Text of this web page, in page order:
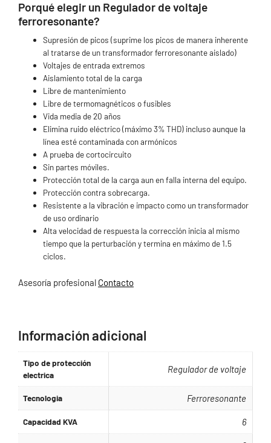
Porqué elegir un Regulador de voltaje
ferroresonante?
Supresión de picos (suprime los picos de manera inherente
al tratarse de un transformador ferroresonante aislado)
Voltajes de entrada extremos
Aislamiento total de la carga
Libre de mantenimiento
Libre de termomagnéticos o fusibles
Vida media de 20 años
Elimina ruido eléctrico (máximo 3% THD) incluso aunque la
línea esté contaminada con armónicos
A prueba de cortocircuito
Sin partes móviles.
Protección total de la carga aun en falla interna del equipo.
Protección contra sobrecarga.
Resistente a la vibración e impacto como un transformador
de uso ordinario
Alta velocidad de respuesta la corrección inicia al mismo
tiempo que la perturbación y termina en máximo de 1.5
ciclos.
Asesoría profesional Contacto
Información adicional
Tipo de protección
electrica
Regulador de voltaje
Tecnologia Ferroresonante
Capacidad KVA 6